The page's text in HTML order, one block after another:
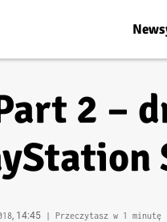
2 –
, 14:45 | Przeczytasz w 1 minutę